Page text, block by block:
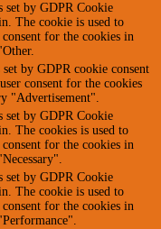
set by GDPR Cookie
The cookie is used to
consent for the cookies in
by GDPR cookie consent
consent for the cookies
"Advertisement".
set by GDPR Cookie
The cookies is used to
consent for the cookies in
set by GDPR Cookie
The cookie is used to
consent for the cookies in